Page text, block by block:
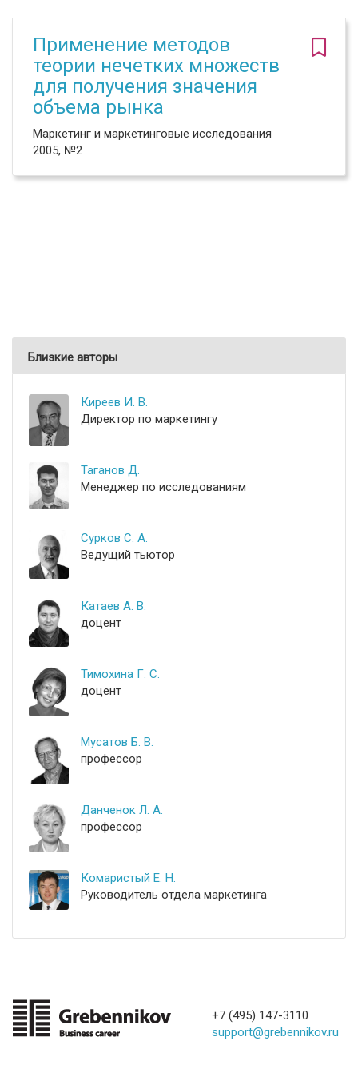
Применение методов
теории нечетких множеств
для получения значения
объема рынка
Маркетинг и маркетинговые исследования
2005, №2
Близкие авторы
Киреев И. В.
Директор по маркетингу
Таганов Д.
Менеджер по исследованиям
Сурков С. А.
Ведущий тьютор
Катаев А. В.
доцент
Тимохина Г. С.
доцент
Мусатов Б. В.
профессор
Данченок Л. А.
профессор
Комаристый Е. Н.
Руководитель отдела маркетинга
+7 (495) 147-3110
support@grebennikov.ru